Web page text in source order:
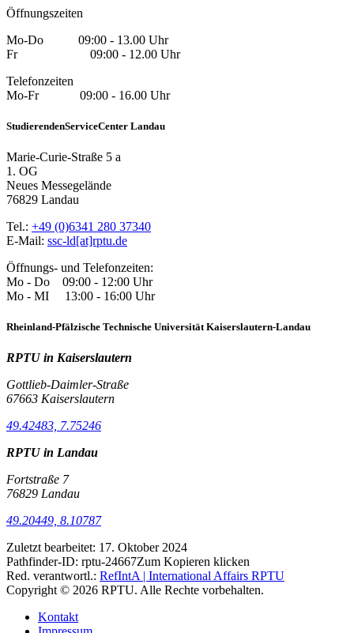
Öffnungszeiten
Mo-Do 09:00 - 13.00 Uhr
Fr 09:00 - 12.00 Uhr
Telefonzeiten
Mo-Fr 09:00 - 16.00 Uhr
StudierendenServiceCenter Landau
Marie-Curie-Straße 5 a
1. OG
Neues Messegelände
76829 Landau
Tel.: +49 (0)6341 280 37340
E-Mail: ssc-ld[at]rptu.de
Öffnungs- und Telefonzeiten:
Mo - Do 09:00 - 12:00 Uhr
Mo - MI 13:00 - 16:00 Uhr
Rheinland-Pfälzische Technische Universität Kaiserslautern-Landau
RPTU in Kaiserslautern
Gottlieb-Daimler-Straße
67663 Kaiserslautern
49.42483, 7.75246
RPTU in Landau
Fortstraße 7
76829 Landau
49.20449, 8.10787
Zuletzt bearbeitet: 17. Oktober 2024
Pathfinder-ID: rptu-24667Zum Kopieren klicken
Red. verantwortl.: RefIntA | International Affairs RPTU
Copyright © 2026 RPTU. Alle Rechte vorbehalten.
Kontakt